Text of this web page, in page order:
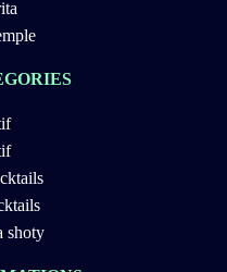
shoty